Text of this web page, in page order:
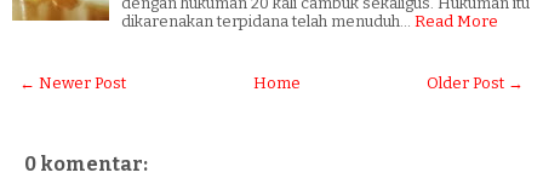
dikarenakan terpidana telah menuduh…
Read More
← Newer Post Older Post →
Home
0 komentar: